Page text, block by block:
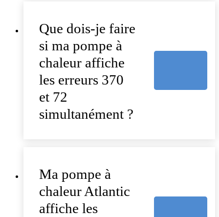
Que dois-je faire
si ma pompe à
chaleur affiche
les erreurs 370
et 72
simultanément ?
Ma pompe à
chaleur Atlantic
affiche les